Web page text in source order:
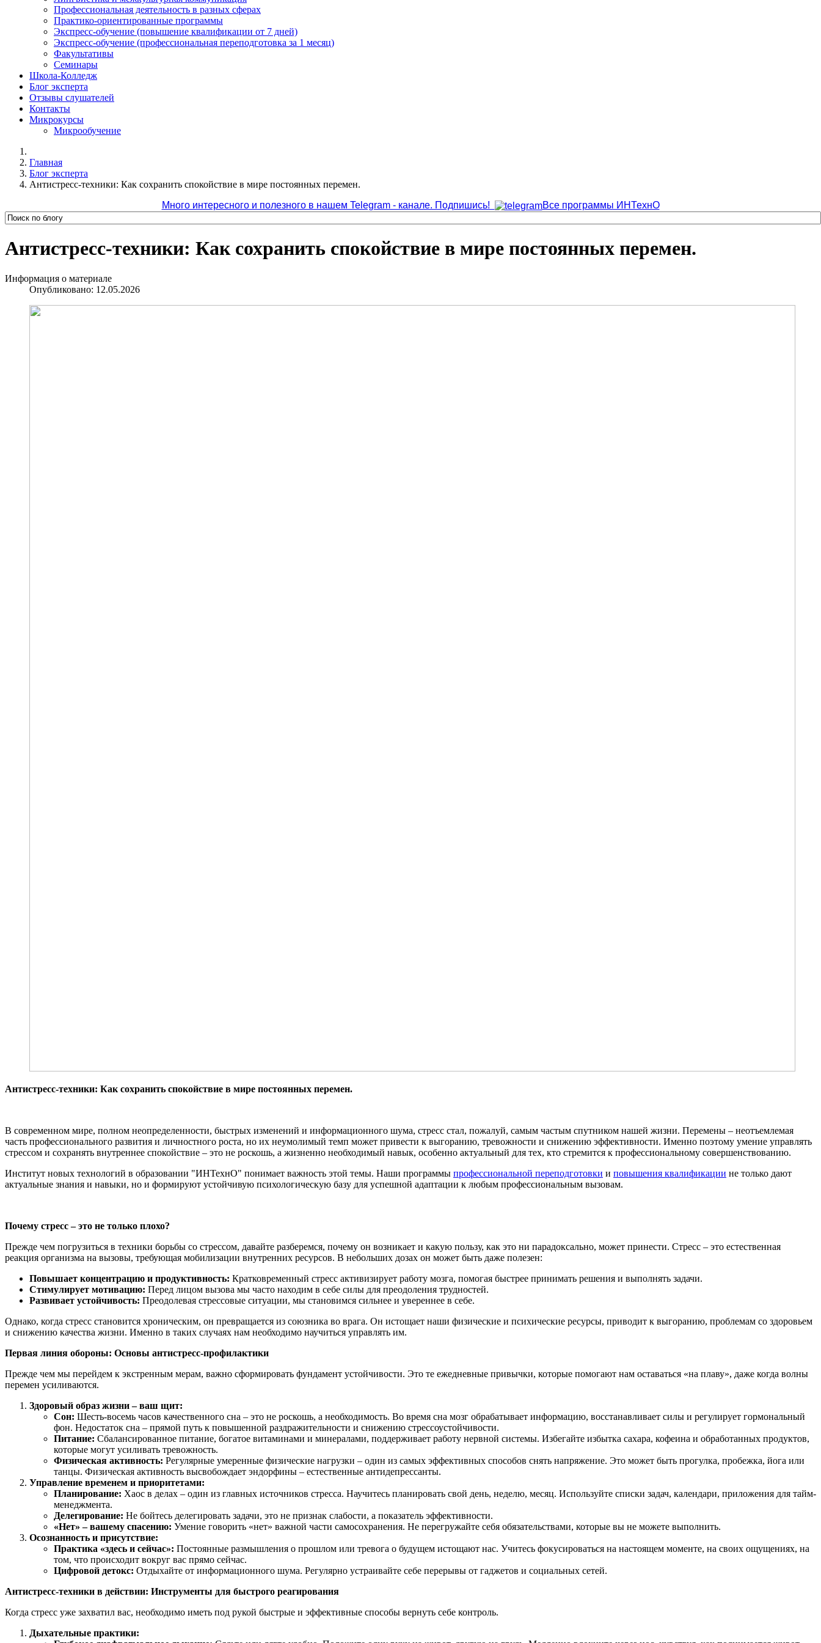
Профессиональная деятельность в разных сферах
Практико-ориентированные программы
Экспресс-обучение (повышение квалификации от 7 дней)
Экспресс-обучение (профессиональная переподготовка за 1 месяц)
Факультативы
Семинары
Школа-Колледж
Блог эксперта
Отзывы слушателей
Контакты
Микрокурсы
Микрообучение
Главная
Блог эксперта
Антистресс-техники: Как сохранить спокойствие в мире постоянных перемен.
Много интересного и полезного в нашем Telegram - канале. Подпишись!
Все программы ИНТехнО
Антистресс-техники: Как сохранить спокойствие в мире постоянных перемен.
Информация о материале
Опубликовано: 12.05.2026
Антистресс-техники: Как сохранить спокойствие в мире постоянных перемен.
В современном мире, полном неопределенности, быстрых изменений и информационного шума, стресс стал, пожалуй, самым частым спутником нашей жизни. Перемены – неотъемлемая
часть профессионального развития и личностного роста, но их неумолимый темп может привести к выгоранию, тревожности и снижению эффективности. Именно поэтому умение управлять
стрессом и сохранять внутреннее спокойствие – это не роскошь, а жизненно необходимый навык, особенно актуальный для тех, кто стремится к профессиональному совершенствованию.
Институт новых технологий в образовании "ИНТехнО" понимает важность этой темы. Наши программы профессиональной переподготовки и повышения квалификации не только дают
актуальные знания и навыки, но и формируют устойчивую психологическую базу для успешной адаптации к любым профессиональным вызовам.
Почему стресс – это не только плохо?
Прежде чем погрузиться в техники борьбы со стрессом, давайте разберемся, почему он возникает и какую пользу, как это ни парадоксально, может принести. Стресс – это естественная
реакция организма на вызовы, требующая мобилизации внутренних ресурсов. В небольших дозах он может быть даже полезен:
Повышает концентрацию и продуктивность: Кратковременный стресс активизирует работу мозга, помогая быстрее принимать решения и выполнять задачи.
Стимулирует мотивацию: Перед лицом вызова мы часто находим в себе силы для преодоления трудностей.
Развивает устойчивость: Преодолевая стрессовые ситуации, мы становимся сильнее и увереннее в себе.
Однако, когда стресс становится хроническим, он превращается из союзника во врага. Он истощает наши физические и психические ресурсы, приводит к выгоранию, проблемам со здоровьем
и снижению качества жизни. Именно в таких случаях нам необходимо научиться управлять им.
Первая линия обороны: Основы антистресс-профилактики
Прежде чем мы перейдем к экстренным мерам, важно сформировать фундамент устойчивости. Это те ежедневные привычки, которые помогают нам оставаться «на плаву», даже когда волны
перемен усиливаются.
Здоровый образ жизни – ваш щит:
Сон: Шесть-восемь часов качественного сна – это не роскошь, а необходимость. Во время сна мозг обрабатывает информацию, восстанавливает силы и регулирует гормональный
фон. Недостаток сна – прямой путь к повышенной раздражительности и снижению стрессоустойчивости.
Питание: Сбалансированное питание, богатое витаминами и минералами, поддерживает работу нервной системы. Избегайте избытка сахара, кофеина и обработанных продуктов,
которые могут усиливать тревожность.
Физическая активность: Регулярные умеренные физические нагрузки – один из самых эффективных способов снять напряжение. Это может быть прогулка, пробежка, йога или
танцы. Физическая активность высвобождает эндорфины – естественные антидепрессанты.
Управление временем и приоритетами:
Планирование: Хаос в делах – один из главных источников стресса. Научитесь планировать свой день, неделю, месяц. Используйте списки задач, календари, приложения для тайм-
менеджмента.
Делегирование: Не бойтесь делегировать задачи, это не признак слабости, а показатель эффективности.
«Нет» – вашему спасению: Умение говорить «нет» важной части самосохранения. Не перегружайте себя обязательствами, которые вы не можете выполнить.
Осознанность и присутствие:
Практика «здесь и сейчас»: Постоянные размышления о прошлом или тревога о будущем истощают нас. Учитесь фокусироваться на настоящем моменте, на своих ощущениях, на
том, что происходит вокруг вас прямо сейчас.
Цифровой детокс: Отдыхайте от информационного шума. Регулярно устраивайте себе перерывы от гаджетов и социальных сетей.
Антистресс-техники в действии: Инструменты для быстрого реагирования
Когда стресс уже захватил вас, необходимо иметь под рукой быстрые и эффективные способы вернуть себе контроль.
Дыхательные практики: